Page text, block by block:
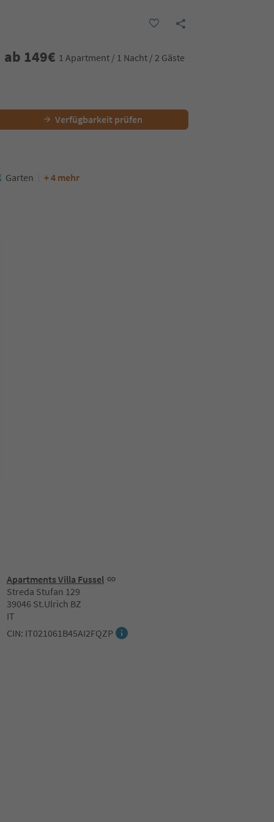
ab 149€ 1 Apartment / 1 Nacht / 2 Gäste
Verfügbarkeit prüfen
Garten + 4 mehr
Apartments Villa Fussel
Streda Stufan 129
39046 St.Ulrich BZ
IT
CIN: IT021061B45AI2FQZP